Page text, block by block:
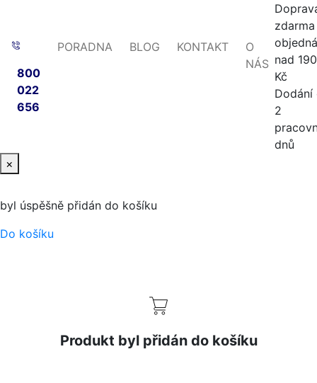
800
022
656
PORADNA BLOG KONTAKT
O
NÁS nad
Kč
Dodání
2
dnů
×
byl úspěšně přidán do košíku
Do košíku
Produkt byl přidán do košíku